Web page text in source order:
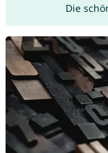
Die